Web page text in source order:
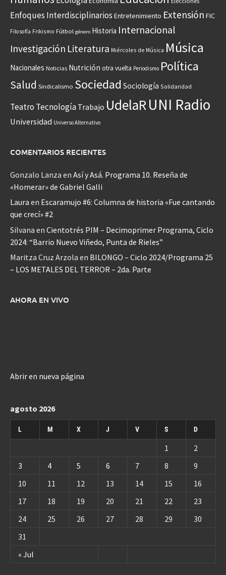
Enfoques Interdisciplinarios Entretenimiento Extensión FIC
Filosofía Frikismo Fútbol género Historia Internacional
Investigación Literatura Miércoles de Música Música
Nacionales Noticias Nutrición otra vuelta Periodismo Política
Salud Sindicalismo Sociedad Sociología Solidaridad
Teatro Tecnología Trabajo UdelaR UNI Radio
Universidad Universo Alternativo
COMENTARIOS RECIENTES
Gonzalo Lanza en Así y Asá. Programa 10. Reseña de
«Homerar» de Gabriel Galli
Laura en Escaramujo #6: Columna de historia «Fue cantando
que crecí» #2
Silvana en Cientotrés PIM – Decimoprimer Programa, Ciclo
2024: “Barrio Nuevo Viñedo, Punta de Rieles”
Maritza Cruz Arzola en BILONGO – Ciclo 2024/Programa 25
– LOS METALES DEL TERROR – 2da. Parte
AHORA EN VIVO
Abrir en nueva página
agosto 2026
L M X J V S D
« Jul
1
2
3
4 5 6 7 8
9
10
11 12 13 14 15
16
17
18 19 20 21 22
23
24
25 26 27 28 29
30
31